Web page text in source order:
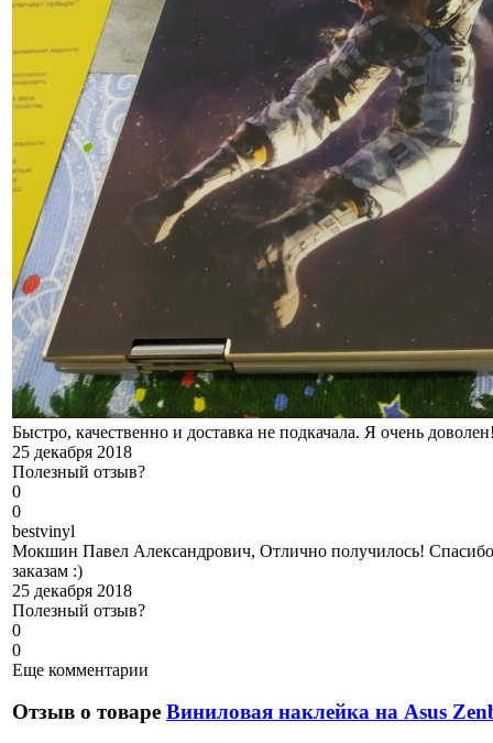
Быстро, качественно и доставка не подкачала. Я очень
25 декабря 2018
Полезный отзыв?
0
0
bestvinyl
Мокшин Павел Александрович, Отлично получилось!
заказам :)
25 декабря 2018
Полезный отзыв?
0
0
Еще комментарии
Отзыв о товаре Виниловая наклейка на Asus